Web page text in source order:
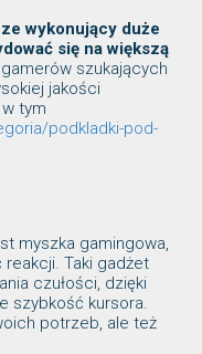
wykonujący duże
się na większą
szukających
jakości
tym
podkladki-pod-
myszka gamingowa,
Taki gadżet
czułości, dzięki
szybkość kursora.
potrzeb, ale też